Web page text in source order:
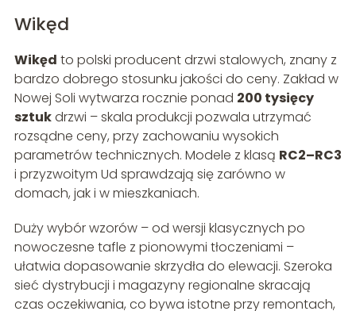
Wikęd
Wikęd to polski producent drzwi stalowych, znany z
bardzo dobrego stosunku jakości do ceny. Zakład w
Nowej Soli wytwarza rocznie ponad 200 tysięcy
sztukdrzwi – skala produkcji pozwala utrzymać
rozsądne ceny, przy zachowaniu wysokich
parametrów technicznych. Modele z klasą RC2–RC3
i przyzwoitym Ud sprawdzają się zarówno w
domach, jak i w mieszkaniach.
Duży wybór wzorów – od wersji klasycznych po
nowoczesne tafle z pionowymi tłoczeniami –
ułatwia dopasowanie skrzydła do elewacji. Szeroka
sieć dystrybucji i magazyny regionalne skracają
czas oczekiwania, co bywa istotne przy remontach,